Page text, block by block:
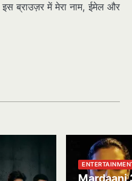
ब्राउज़र में मेरा नाम, ईमेल और
Mardaani